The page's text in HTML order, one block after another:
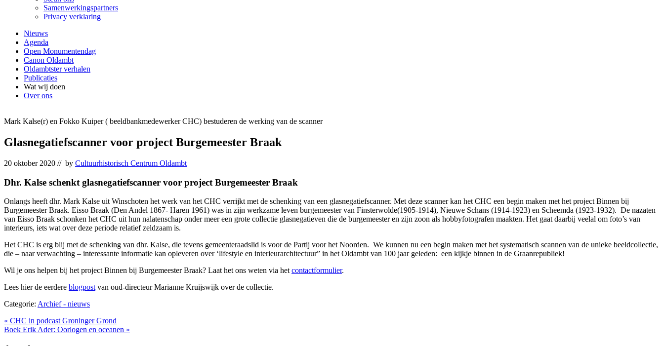
Samenwerkingspartners
Privacy verklaring
Nieuws
Agenda
Open Monumentendag
Canon Oldambt
Oldambtster verhalen
Publicaties
Wat wij doen
Over ons
Mark Kalse(r) en Fokko Kuiper ( beeldbankmedewerker CHC) bestuderen de werking van de scanner
Glasnegatiefscanner voor project Burgemeester Braak
20 oktober 2020 // by Cultuurhistorisch Centrum Oldambt
Dhr. Kalse schenkt glasnegatiefscanner voor project Burgemeester Braak
Onlangs heeft dhr. Mark Kalse uit Winschoten het werk van het CHC verrijkt met de schenking van een glasnegatiefscanner. Met deze scanner kan het CHC een begin maken met het project Binnen bij
Burgemeester Braak. Eisso Braak (Den Andel 1867- Haren 1961) was in zijn werkzame leven burgemeester van Finsterwolde(1905-1914), Nieuwe Schans (1914-1923) en Scheemda (1923-1932). De nazaten
van Eisso Braak schonken het CHC uit hun nalatenschap onder meer een grote collectie glasnegatieven die de burgemeester en zijn zoon als hobbyfotografen maakten. Het gaat daarbij veelal om foto’s van
interieurs, iets wat over deze periode relatief zeldzaam is.
Het CHC is erg blij met de schenking van dhr. Kalse, die tevens gemeenteraadslid is voor de Partij voor het Noorden. We kunnen nu een begin maken met het systematisch scannen van de unieke beeldcollectie,
die – naar verwachting – interessante informatie kan opleveren over ‘lifestyle en interieurarchitectuur” in het Oldambt van 100 jaar geleden: een kijkje binnen in de Graanrepubliek!
Wil je ons helpen bij het project Binnen bij Burgemeester Braak? Laat het ons weten via het contactformulier.
Lees hier de eerdere blogpost van oud-directeur Marianne Kruijswijk over de collectie.
Categorie: Archief - nieuws
Vorig
bericht:
« CHC in podcast Groninger Grond
Volgend
Boek Erik Ader: Oorlogen en oceanen »